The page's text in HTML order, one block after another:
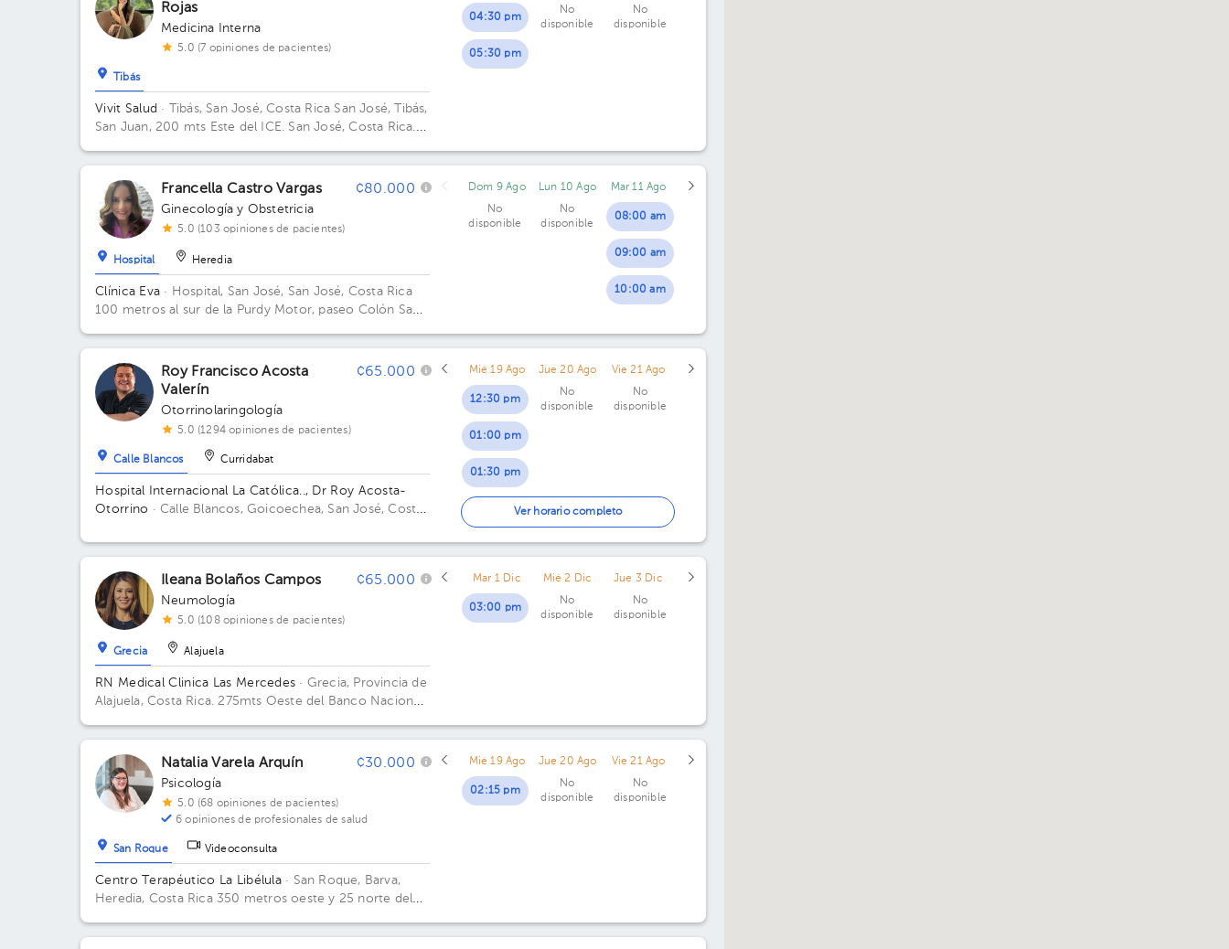
07:00 pm
Rojas
Medicina Interna
5.0 (7 opiniones de pacientes)
Tibás
Vivit Salud · Tibás, San José, Costa Rica San José, Tibás,
San Juan, 200 mts Este del ICE. San José, Costa Rica.
04:30 pm
05:30 pm
No
disponible
No
disponible
Francella Castro Vargas ¢80.000
Ginecología y Obstetricia
5.0 (103 opiniones de pacientes)
Hospital Heredia
Clínica Eva · Hospital, San José, San José, Costa Rica
100 metros al sur de la Purdy Motor, paseo Colón San
Dom 9 Ago
No
disponible
Lun 10 Ago
No
disponible
Mar 11 Ago
08:00 am
09:00 am
10:00 am
Roy Francisco Acosta
Valerín
¢65.000
Otorrinolaringología
5.0 (1294 opiniones de pacientes)
Calle Blancos Curridabat
Hospital Internacional La Católica.., Dr Roy Acosta-
Otorrino · Calle Blancos, Goicoechea, San José, Costa
los Tribunales de Justicia; Hospital Internacional La
119.
Mié 19 Ago
12:30 pm
01:00 pm
01:30 pm
04:00 pm
04:30 pm
Jue 20 Ago
No
disponible
Vie 21 Ago
No
disponible
Ver horario completo
Ileana Bolaños Campos ¢65.000
Neumología
5.0 (108 opiniones de pacientes)
Grecia Alajuela
RN Medical Clinica Las Mercedes · Grecia, Provincia de
Alajuela, Costa Rica. 275mts Oeste del Banco Nacional
camino hacia el hospital. Edificio Las Mercedes. Piso 2.
Consultorio 5.
Mar 1 Dic
03:00 pm
Mié 2 Dic
No
disponible
Jue 3 Dic
No
disponible
Natalia Varela Arquín ¢30.000
Psicología
5.0 (68 opiniones de pacientes)
6 opiniones de profesionales de salud
San Roque Videoconsulta
Centro Terapéutico La Libélula · San Roque, Barva,
Heredia, Costa Rica 350 metros oeste y 25 norte del
Mié 19 Ago
02:15 pm
Jue 20 Ago
No
disponible
Vie 21 Ago
No
disponible